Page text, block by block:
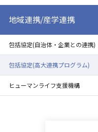
地域連携/産学連携
包括協定(自治体・企業との連携)
包括協定(高大連携プログラム)
ヒューマンライフ支援機構